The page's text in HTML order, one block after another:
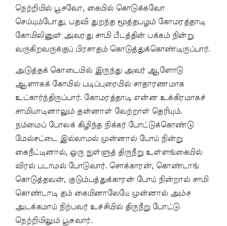
நெற்றியில் பூசவோ, கையில் கொடுக்கவோ
செய்யும்போது, பதவி துறந்த மூத்தபழம் கோமரத்தாடி
கோயிலினுள் அவரது சாமி பீடத்தின் பக்கம் நின்று
வருகிறவருக்குப் பிரசாதம் கொடுத்துக்கொண்டிருப்பார்.
அடுத்தக் கொடையில் இருந்து அவர் ஆளோடு
ஆளாகக் கோயில் படிப்புரையில் சாதாரணமாக
உட்கார்ந்திருப்பார். கோமரத்தாடி என்ன உக்கிரமாகச்
சாமியாடினாலும் தன்னாள் வேற்றாள் தெரியும்.
நம்மைப் போலக் கிழிந்த நிக்கர் போட்டுக்கொண்டு
மேல்சட்டை இல்லாமல் முன்னால் போய் நின்று
கைநீட்டினால், ஒரு நுள்ளுத் திருநீறு உள்ளங்கையில்
விரல் படாமல் போடுவார். சொக்காரன், கொண்டாங்
கொடுத்தவன், குடும்பத்துக்காரன் போய் நின்றால் சாமி
கொண்டாடி தம் கையினாலேயே முன்னால் அம்ச
அடக்கமாய் நிற்பவர் உச்சியில் திருநீறு போட்டு
நெற்றியிலும் பூசுவார்.